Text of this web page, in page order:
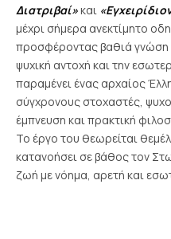
Διατριβαί»και
μέχρι σήμερα ανεκτίμητο
προσφέροντας βαθιά γνώση
ψυχική αντοχή και την
παραμένει ένας αρχαίος
σύγχρονους στοχαστές,
έμπνευση και πρακτική
Το έργο του θεωρείται
κατανοήσει σε βάθος τον
ζωή με νόημα, αρετή και